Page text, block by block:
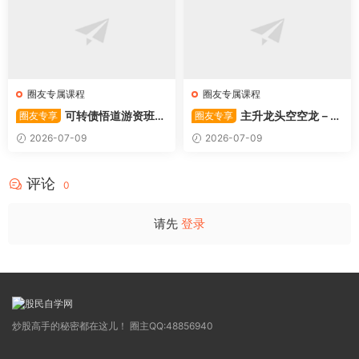
圈友专属课程
圈友专享 可转债悟道游资班出
奇系列悟道系列守正系列课程-
卓妍
2026-07-09
圈友专属课程
圈友专享
主升龙头空空龙－竞
价抢筹盘口的量化公式与十几
年的体系干货，全篇2026061
2026-07-09
评论 0
请先 登录
炒股高手的秘密都在这儿！ 圈主QQ:48856940